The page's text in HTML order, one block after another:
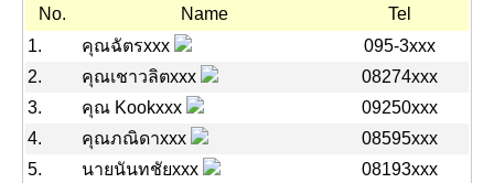
No.
Name
Tel
1.
คุณฉัตรxxx
095-3xxx
2.
คุณเชาวลิตxxx
08274xxx
3.
คุณ Kookxxx
09250xxx
4.
คุณภณิดาxxx
08595xxx
5.
นายนันทชัยxxx
08193xxx